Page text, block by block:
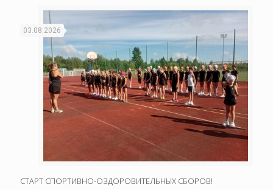
03.08.2026
СТАРТ СПОРТИВНО-ОЗДОРОВИТЕЛЬНЫХ СБОРОВ!